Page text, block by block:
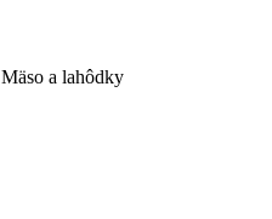
Mäso a lahôdky